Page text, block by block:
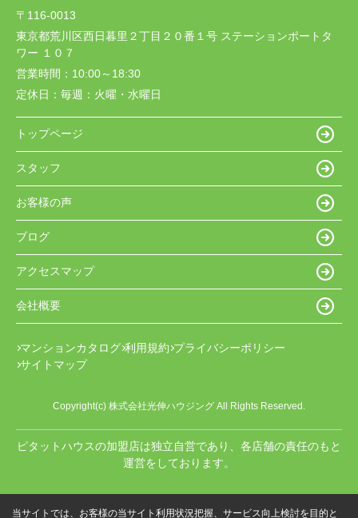
〒116-0013
東京都荒川区西日暮里２丁目２０番１号 ステーションポートタ
ワー １０７
営業時間： 10:00～18:30
定休日： 毎週：火曜・水曜日
トップページ
スタッフ
お客様の声
ブログ
アクセスマップ
会社概要
マンションカタログ 利用規約 プライバシーポリシー
サイトマップ
Copyright(c) 株式会社光伸ハウジング All Rights Reserved.
ピタットハウスの加盟店は独立自営であり、各店舗の責任のもと
運営をしております。
当サイトでは、お客様の当サイト利用状況把握、サービス向上検討を目的と